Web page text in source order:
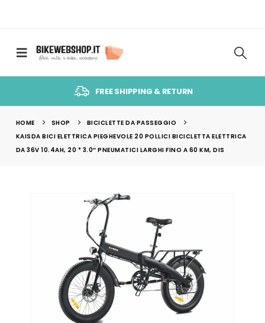
FREE SHIPPING & RETURN
HOME SHOP
BICICLETTE DA PASSEGGIO
KAISDA BICI ELETTRICA PIEGHEVOLE 20 POLLICI BICICLETTA ELETTRICA
DA 36V 10.4AH, 20 * 3.0″ PNEUMATICI LARGHI FINO A 60 KM, DIS